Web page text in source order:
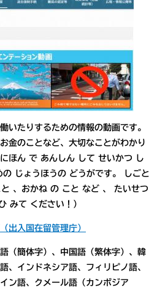
いたりするための情報の動画です。
金のことなど、大切なことがわかり
ほん で あんしん して せいかつ し
じょうほうの どうがです。 しごと
、おかね の こと など 、 たいせつ
みて ください！）
出入国在留管理庁）
（簡体字）、中国語（繁体字）、韓
、インドネシア語、フィリピノ語、
ン語、クメール語（カンボジア